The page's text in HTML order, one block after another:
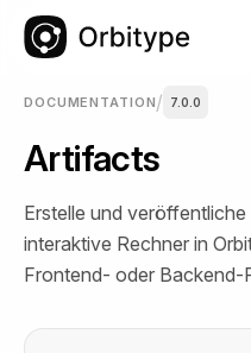
DOCUMENTATION/ 7.0.0
Artifacts
Erstelle und
interaktive Rechner in
Frontend- oder Backend-